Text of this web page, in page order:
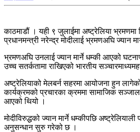
काठमाडौं । यही ९ जुलाईमा अष्ट्रेलिया भ्रमणमा
प्रधानमन्त्री नरेन्द्र मोदीलाई भ्रमणअघि ज्यान
भ्रमणअघि उनलाई ज्यान मार्ने धम्की आएको
उच्च सतर्कतामा राखिएको भारतीय
अष्ट्रेलियाको मेलबर्न सहरमा आयोजना हुन लागेको
कार्यक्रमको प्रचारका क्रममा सामाजिक
आएको थियो ।
मोदीविरुद्धको ज्यान मार्ने धम्कीपछि
अनुसन्धान सुरु गरेको छ ।